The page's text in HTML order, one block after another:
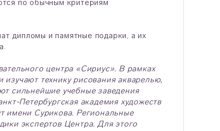
по обычным критериям
дипломы и памятные подарки, а их
центра «Сириус». В рамках
технику рисования акварелью,
сильнейшие учебные заведения
Петербургская академия художеств
имени Сурикова. Региональные
экспертов Центра. Для этого